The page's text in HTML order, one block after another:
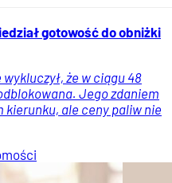
gotowość do obniżki
że w ciągu 48
Jego zdaniem
kierunku, ale ceny paliw nie